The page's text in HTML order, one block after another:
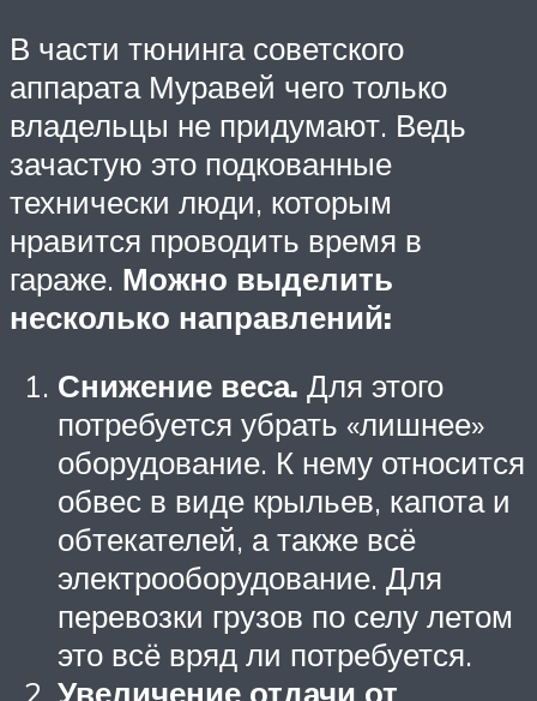
В части тюнинга советского
аппарата Муравей чего только
владельцы не придумают. Ведь
зачастую это подкованные
технически люди, которым
нравится проводить время в
гараже. Можно выделить
несколько направлений:
Снижение веса. Для этого
потребуется убрать «лишнее»
оборудование. К нему относится
обвес в виде крыльев, капота и
обтекателей, а также всё
электрооборудование. Для
перевозки грузов по селу летом
это всё вряд ли потребуется.
Увеличение отдачи от